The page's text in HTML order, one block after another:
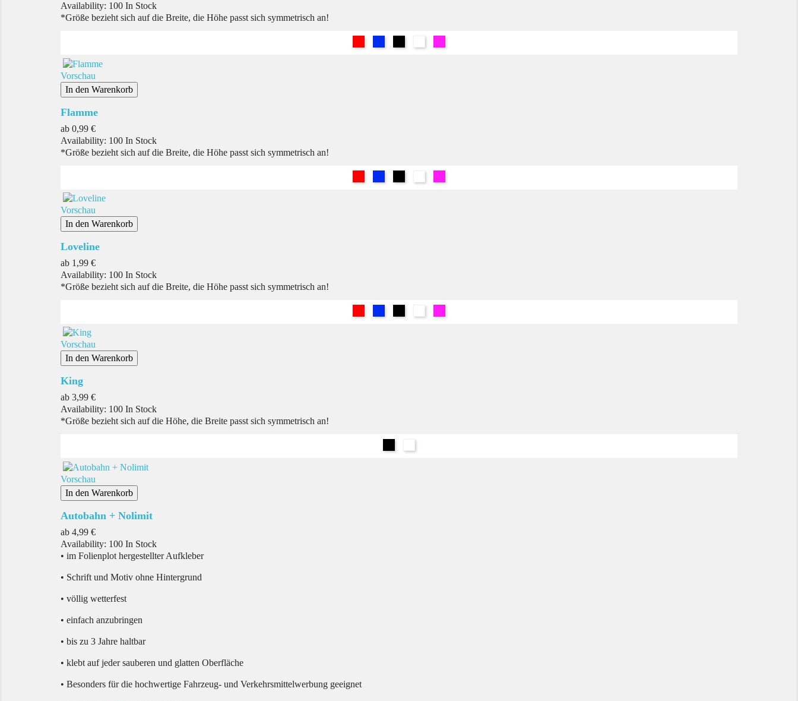
Availability: 100 In Stock
*Größe bezieht sich auf die Breite, die Höhe passt sich symmetrisch an!
Vorschau
In den Warenkorb
Flamme
ab Preis
0,99 €
Availability: 100 In Stock
*Größe bezieht sich auf die Breite, die Höhe passt sich symmetrisch an!
Vorschau
In den Warenkorb
Loveline
ab Preis
1,99 €
Availability: 100 In Stock
*Größe bezieht sich auf die Breite, die Höhe passt sich symmetrisch an!
Vorschau
In den Warenkorb
King
ab Preis
3,99 €
Availability: 100 In Stock
*Größe bezieht sich auf die Höhe, die Breite passt sich symmetrisch an!
Vorschau
In den Warenkorb
Autobahn + Nolimit
ab Preis
4,99 €
Availability: 100 In Stock
• im Folienplot hergestellter Aufkleber
• Schrift und Motiv ohne Hintergrund
• völlig wetterfest
• einfach anzubringen
• bis zu 3 Jahre haltbar
• klebt auf jeder sauberen und glatten Oberfläche
• Besonders für die hochwertige Fahrzeug- und Verkehrsmittelwerbung geeignet